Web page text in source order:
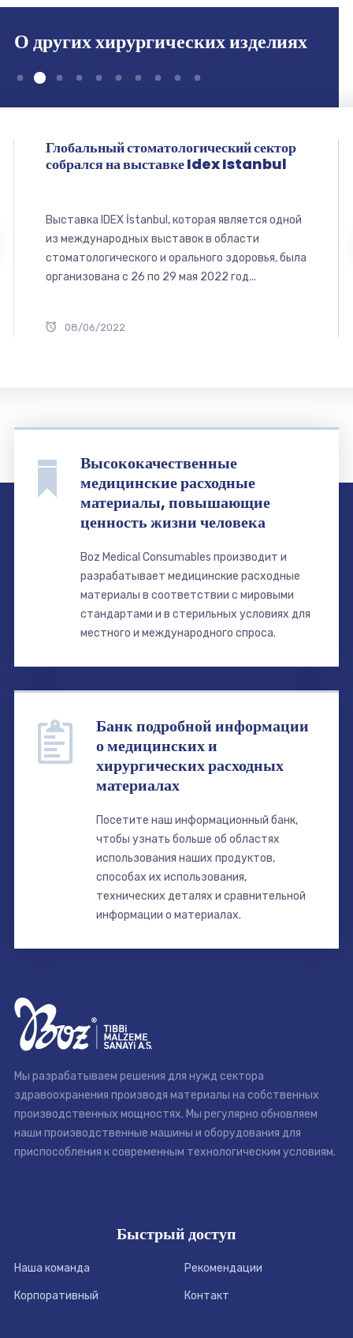
О других хирургических изделиях
Глобальный стоматологический сектор
собрался на выставке Idex Istanbul
Выставка IDEX İstanbul, которая является одной
из международных выставок в области
стоматологического и орального здоровья, была
организована с 26 по 29 мая 2022 год...
08/06/2022
Высококачественные
медицинские расходные
материалы, повышающие
ценность жизни человека
Boz Medical Consumables производит и
разрабатывает медицинские расходные
материалы в соответствии с мировыми
стандартами и в стерильных условиях для
местного и международного спроса.
Банк подробной информации
о медицинских и
хирургических расходных
материалах
Посетите наш информационный банк,
чтобы узнать больше об областях
использования наших продуктов,
способах их использования,
технических деталях и сравнительной
информации о материалах.
Мы разрабатываем решения для нужд сектора
здравоохранения производя материалы на собственных
производственных мощностях. Мы регулярно обновляем
наши производственные машины и оборудования для
приспособления к современным технологическим условиям.
Быстрый доступ
Наша команда Рекомендации
Корпоративный Контакт